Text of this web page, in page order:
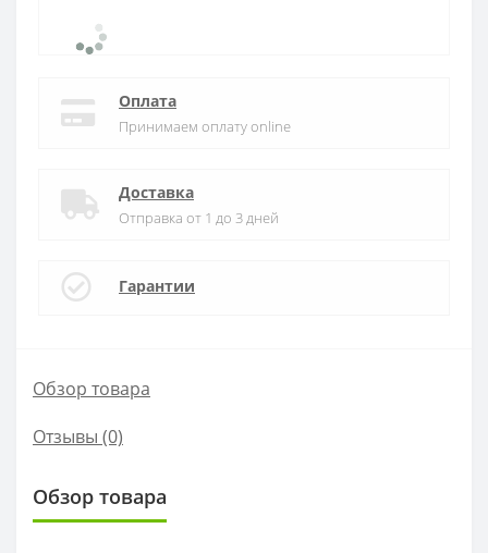
Оплата
Принимаем оплату online
Доставка
Отправка от 1 до 3 дней
Гарантии
Обзор товара
Отзывы (0)
Обзор товара